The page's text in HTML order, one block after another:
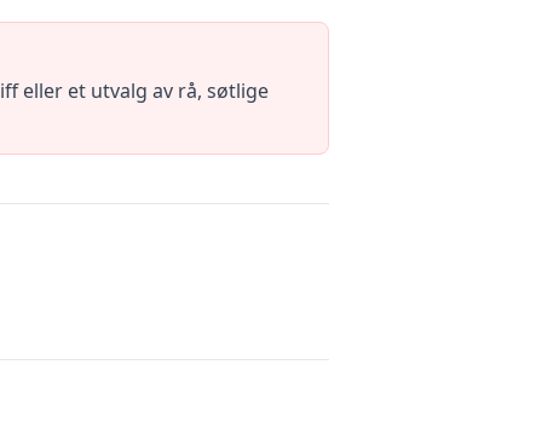
eller et utvalg av rå, søtlige